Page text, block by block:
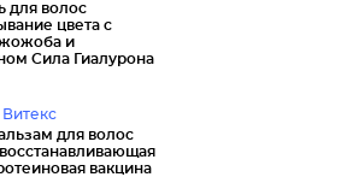
для волос
цвета с
и
Сила Гиалурона
Витекс
для волос
вакцина